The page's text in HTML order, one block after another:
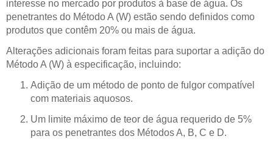
interesse no mercado por produtos à base de água. Os
penetrantes do Método A (W) estão sendo definidos como
produtos que contêm 20% ou mais de água.
Alterações adicionais foram feitas para suportar a adição do
Método A (W) à especificação, incluindo:
Adição de um método de ponto de fulgor compatível
com materiais aquosos.
Um limite máximo de teor de água requerido de 5%
para os penetrantes dos Métodos A, B, C e D.